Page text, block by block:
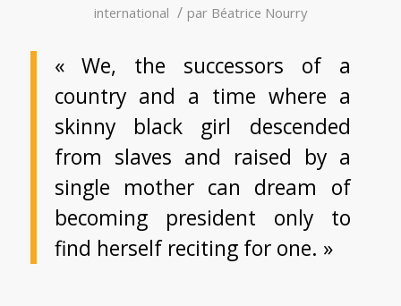
international / par Béatrice Nourry
« We, the successors of a
country and a time where a
skinny black girl descended
from slaves and raised by a
single mother can dream of
becoming president only to
find herself reciting for one. »